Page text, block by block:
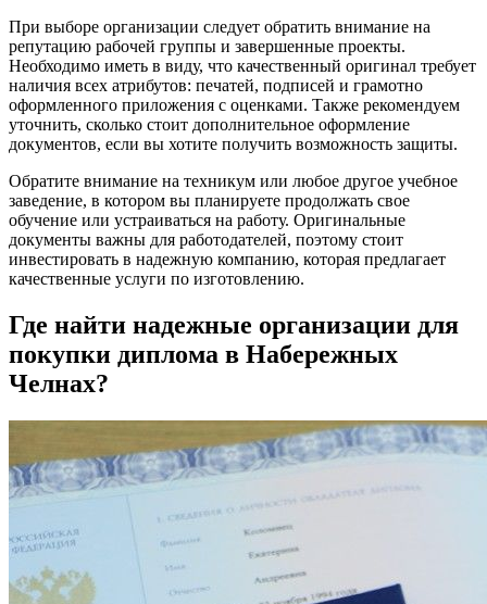
При выборе организации следует обратить внимание на
репутацию рабочей группы и завершенные проекты.
Необходимо иметь в виду, что качественный оригинал требует
наличия всех атрибутов: печатей, подписей и грамотно
оформленного приложения с оценками. Также рекомендуем
уточнить, сколько стоит дополнительное оформление
документов, если вы хотите получить возможность защиты.
Обратите внимание на техникум или любое другое учебное
заведение, в котором вы планируете продолжать свое
обучение или устраиваться на работу. Оригинальные
документы важны для работодателей, поэтому стоит
инвестировать в надежную компанию, которая предлагает
качественные услуги по изготовлению.
Где найти надежные организации для
покупки диплома в Набережных
Челнах?